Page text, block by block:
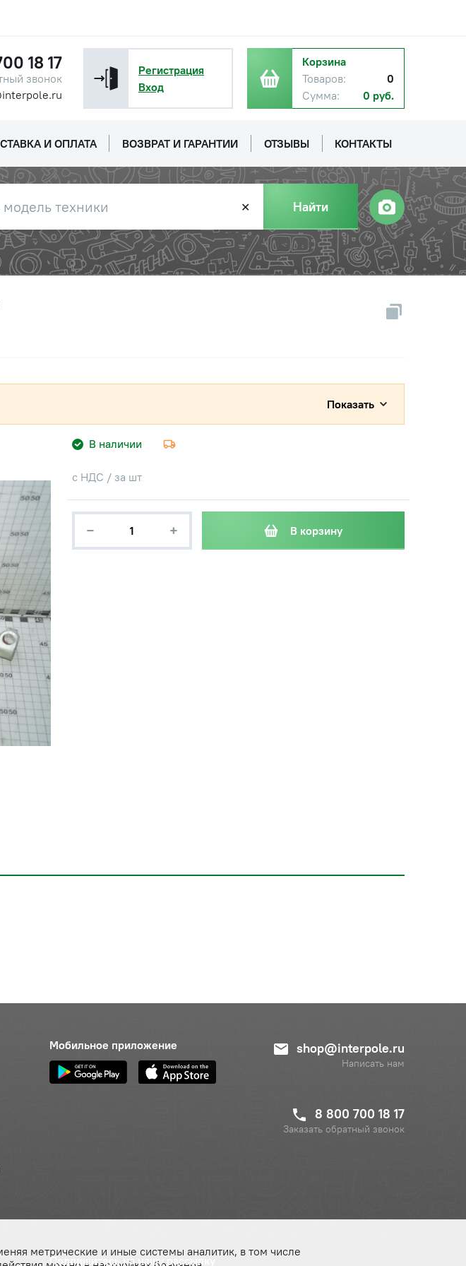
18 17
звонок
Регистрация
Вход
Корзина
Товаров:
0
Сумма:
0 руб.
И ОПЛАТА ВОЗВРАТ И ГАРАНТИИ ОТЗЫВЫ КОНТАКТЫ
✕ Найти
В наличии
с НДС / за шт
− + В корзину
Показать
Мобильное приложение shop@interpole.ru
Написать нам
8 800 700 18 17
Заказать обратный звонок
Подпишитесь на нашу рассылку
метрические и иные системы аналитик, в том числе